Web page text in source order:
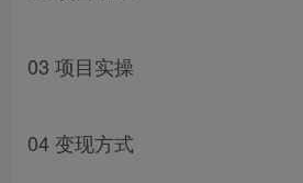
03 项目实操
04 变现方式